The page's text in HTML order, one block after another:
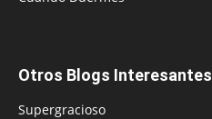
Otros Blogs Interesantes
Supergracioso